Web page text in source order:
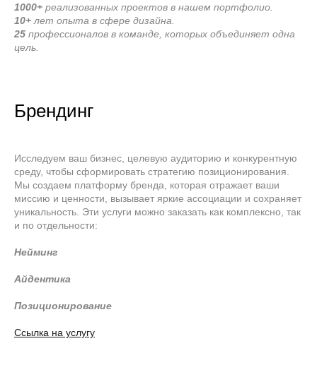
1000+ реализованных проектов в нашем портфолио.
10+ лет опыта в сфере дизайна.
25 профессионалов в команде, которых объединяет одна
цель.
Брендинг
Исследуем ваш бизнес, целевую аудиторию и конкурентную
среду, чтобы сформировать стратегию позиционирования.
Мы создаем платформу бренда, которая отражает ваши
миссию и ценности, вызывает яркие ассоциации и сохраняет
уникальность. Эти услуги можно заказать как комплексно, так
и по отдельности:
Нейминг
Айдентика
Позиционирование
Ссылка на услугу